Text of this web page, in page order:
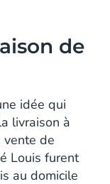
de
idée qui
livraison à
de
Louis furent
au domicile